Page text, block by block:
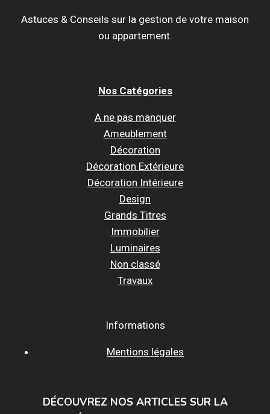
Astuces & Conseils sur la gestion de votre maison
ou appartement.
Nos Catégories
A ne pas manquer
Ameublement
Décoration
Décoration Extérieure
Décoration Intérieure
Design
Grands Titres
Immobilier
Luminaires
Non classé
Travaux
Informations
Mentions légales
DÉCOUVREZ NOS ARTICLES SUR LA